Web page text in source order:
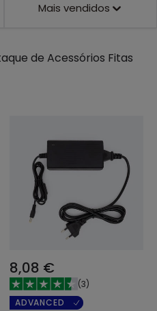
Mais vendidos
de Acessórios Fitas
8,08 €
(3)
ADVANCED